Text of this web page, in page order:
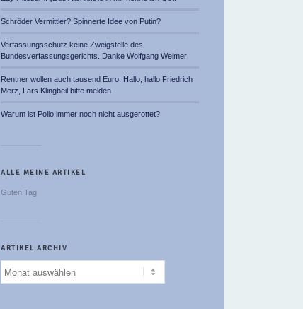
Schröder Vermittler? Spinnerte Idee von Putin?
Verfassungsschutz keine Zweigstelle des
Bundesverfassungsgerichts. Danke Wolfgang Weimer
Rentner wollen auch tausend Euro. Hallo, hallo Friedrich
Merz, Lars Klingbeil bitte melden
Warum ist Polio immer noch nicht ausgerottet?
ALLE MEINE ARTIKEL
Guten Tag
ARTIKEL ARCHIV
Artikel
Archiv